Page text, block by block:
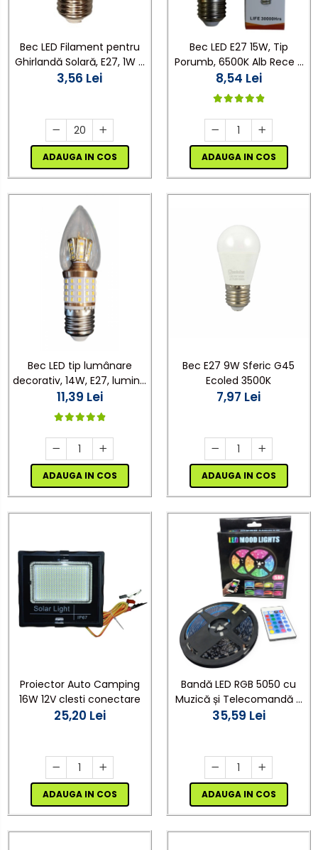
Bec LED Filament pentru
Ghirlandă Solară, E27, 1W -
Set 20 Bucăți
3,56 Lei
ADAUGA IN COS
Bec LED E27 15W, Tip
Porumb, 6500K Alb Rece -
Iluminat Economic și
Puternic
8,54 Lei
ADAUGA IN COS
Bec LED tip lumânare
decorativ, 14W, E27, lumină
rece, design elegant
pentru candelabre și lămpi
11,39 Lei
ADAUGA IN COS
Bec E27 9W Sferic G45
Ecoled 3500K
7,97 Lei
ADAUGA IN COS
Proiector Auto Camping
16W 12V clesti conectare
25,20 Lei
ADAUGA IN COS
Bandă LED RGB 5050 cu
Muzică și Telecomandă -
5m , USB,Negru
35,59 Lei
ADAUGA IN COS